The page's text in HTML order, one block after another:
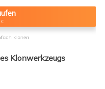
€
klonen
Klonwerkzeugs